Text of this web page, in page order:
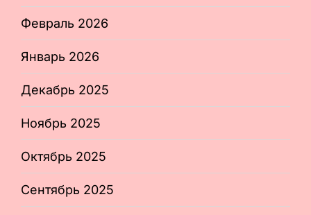
Февраль 2026
Январь 2026
Декабрь 2025
Ноябрь 2025
Октябрь 2025
Сентябрь 2025